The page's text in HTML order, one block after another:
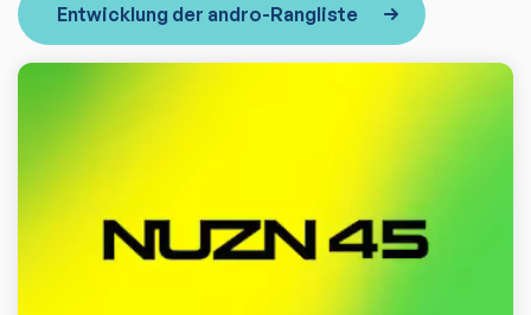
Entwicklung der andro-Rangliste